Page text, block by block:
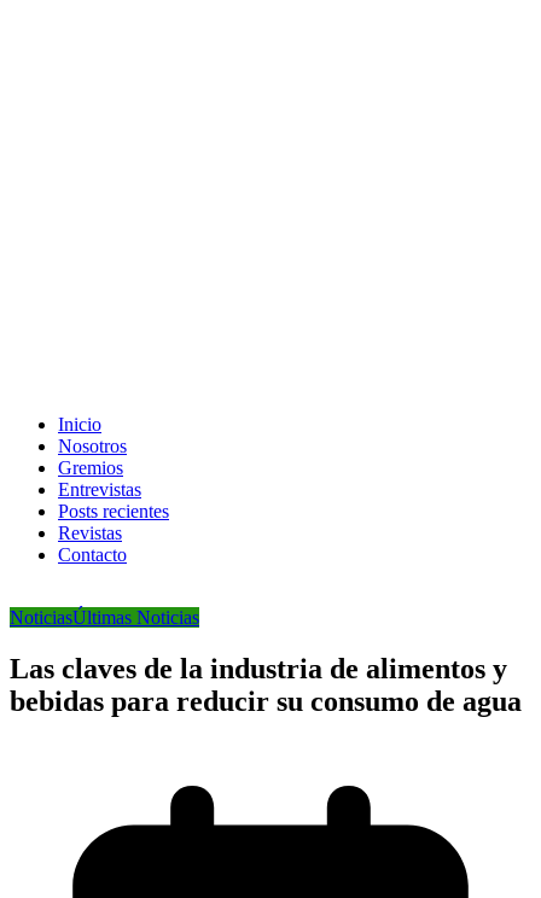
Inicio
Nosotros
Gremios
Entrevistas
Posts recientes
Revistas
Contacto
NoticiasÚltimas Noticias
Las claves de la industria de alimentos y
bebidas para reducir su consumo de agua